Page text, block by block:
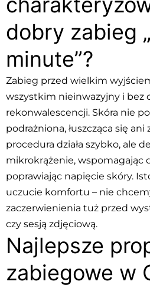
dobry zabieg
minute”?
Zabieg przed wielkim
wszystkim nieinwazyjny i bez
rekonwalescencji. Skóra nie
podrażniona, łuszcząca się
procedura działa szybko, ale
mikrokrążenie, wspomagając
poprawiając napięcie skóry.
uczucie komfortu – nie
zaczerwienienia tuż przed
czy sesją zdjęciową.
Najlepsze
zabiegowe w